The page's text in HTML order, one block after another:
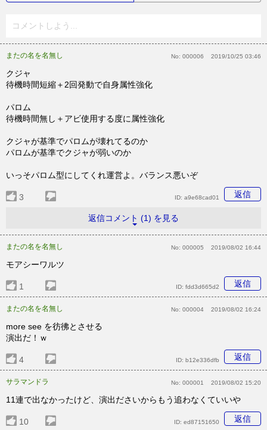
コメントしよう...
またの名を名無し No: 000006 2019/10/25 03:46
クジャ
待機時間短縮＋2回発動で自身属性強化
パロム
待機時間無し＋アビ使用する度に属性強化
クジャが基準でパロムが壊れてるのか
パロムが基準でクジャが弱いのか
いっそパロム型にしてくれ運営よ。バランス悪いぞ
3 返信
ID: a9e68cad01
返信コメント (1) を見る
またの名を名無し No: 000005 2019/08/02 16:44
モアシーワルツ
1 返信
ID: fdd3d665d2
またの名を名無し No: 000004 2019/08/02 16:24
more see を彷彿とさせる
演出だ！ｗ
4 返信
ID: b12e336dfb
サラマンドラ No: 000001 2019/08/02 15:20
11連で出なかったけど、演出ださいからもう追わなくていいや
10 返信
ID: ed87151650